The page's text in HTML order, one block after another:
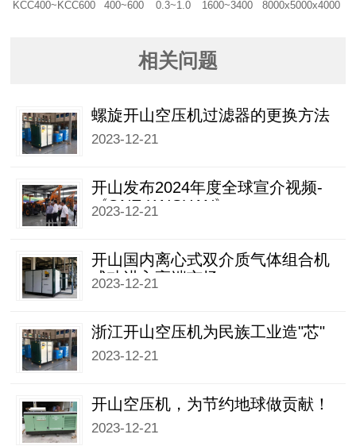
KCC400~KCC600
400~600 0.3~1.0 1600~3400 8000x5000x4000
相关问题
螺旋开山空压机过滤器的更换方法
2023-12-21
开山发布2024年度全球宣介视频-
《ONE KAISHAN》
2023-12-21
开山国内离心式双介质气体组合机
成功进入高端市场
2023-12-21
浙江开山空压机为民族工业造"芯"
2023-12-21
开山空压机，为节约地球做贡献！
2023-12-21